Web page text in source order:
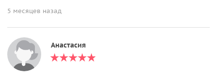
5 месяцев назад
Анастасия